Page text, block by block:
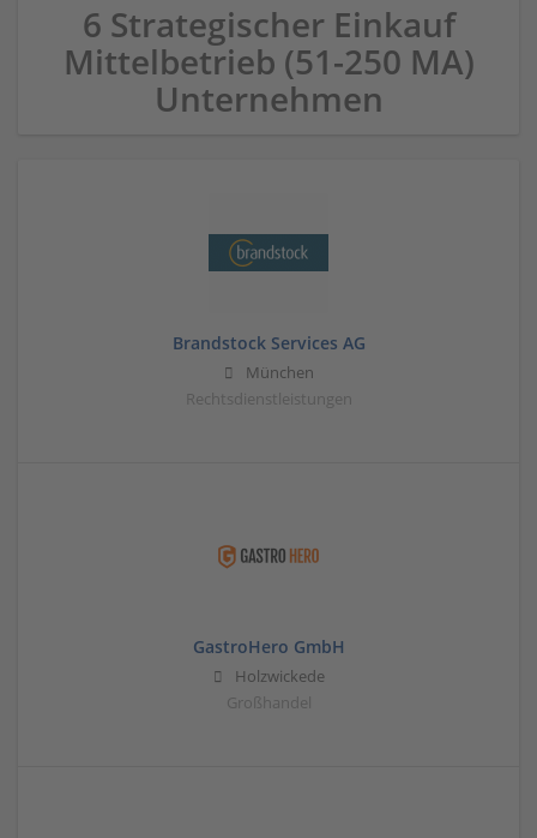
6 Strategischer Einkauf
Mittelbetrieb (51-250 MA)
Unternehmen
Brandstock Services AG
München
Rechtsdienstleistungen
GastroHero GmbH
Holzwickede
Großhandel